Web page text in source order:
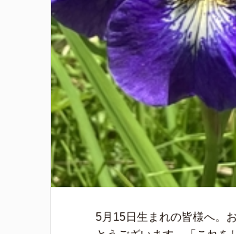
5月15日生まれの皆様へ。